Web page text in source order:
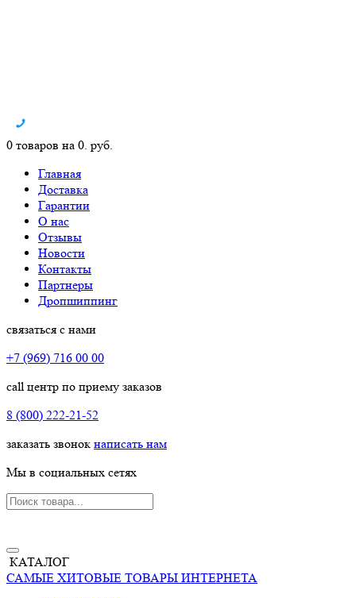
0 товаров на 0. руб.
Главная
Доставка
Гарантии
О нас
Отзывы
Новости
Контакты
Партнеры
Дропшиппинг
связаться с нами
+7 (969) 716 00 00
call центр по приему заказов
8 (800) 222-21-52
заказать звонок написать нам
Мы в социальных сетях
КАТАЛОГ
САМЫЕ ХИТОВЫЕ ТОВАРЫ ИНТЕРНЕТА